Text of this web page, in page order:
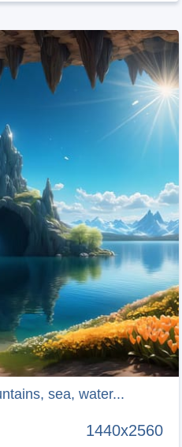
sea, water...
1440x2560